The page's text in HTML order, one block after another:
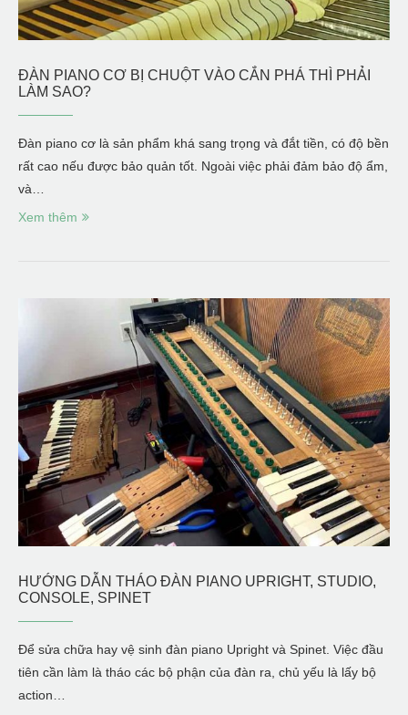
ĐÀN PIANO CƠ BỊ CHUỘT VÀO CẮN PHÁ THÌ PHẢI
LÀM SAO?
Đàn piano cơ là sản phẩm khá sang trọng và đắt tiền, có độ bền
rất cao nếu được bảo quản tốt. Ngoài việc phải đảm bảo độ ẩm,
và…
Xem thêm
HƯỚNG DẪN THÁO ĐÀN PIANO UPRIGHT, STUDIO,
CONSOLE, SPINET
Để sửa chữa hay vệ sinh đàn piano Upright và Spinet. Việc đầu
tiên cần làm là tháo các bộ phận của đàn ra, chủ yếu là lấy bộ
action…